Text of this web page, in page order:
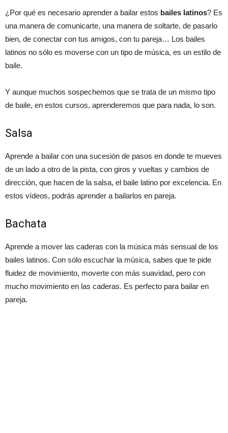
¿Por qué es necesario aprender a bailar estos bailes latinos? Es
una manera de comunicarte, una manera de soltarte, de pasarlo
bien, de conectar con tus amigos, con tu pareja… Los bailes
latinos no sólo es moverse con un tipo de música, es un estilo de
baile.
Y aunque muchos sospechemos que se trata de un mismo tipo
de baile, en estos cursos, aprenderemos que para nada, lo son.
Salsa
Aprende a bailar con una sucesión de pasos en donde te mueves
de un lado a otro de la pista, con giros y vueltas y cambios de
dirección, que hacen de la salsa, el baile latino por excelencia. En
estos vídeos, podrás aprender a bailarlos en pareja.
Bachata
Aprende a mover las caderas con la música más sensual de los
bailes latinos. Con sólo escuchar la música, sabes que te pide
fluidez de movimiento, moverte con más suavidad, pero con
mucho movimiento en las caderas. Es perfecto para bailar en
pareja.